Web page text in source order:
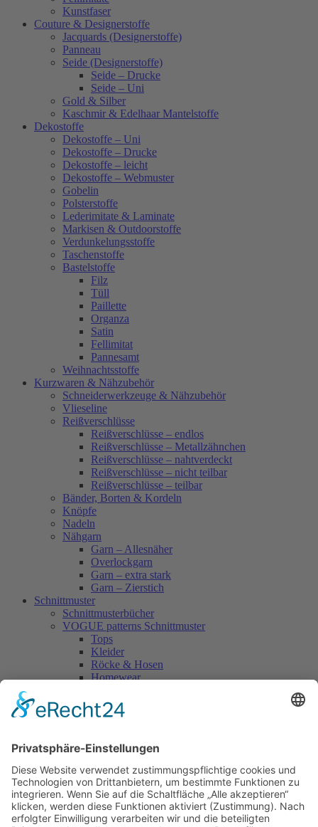
Kunstfaser
Couture & Designerstoffe
Jacquards (Designerstoffe)
Panneau
Seide (Designerstoffe)
Seide – Drucke
Seide – Uni
Gold & Silber
Kaschmir & Edelhaar Mantelstoffe
Dekostoffe
Dekostoffe – Uni
Dekostoffe – Drucke
Dekostoffe – leicht
Dekostoffe – Webmuster
Gobelin
Polsterstoffe
Lederimitate & Laminate
Markisen & Outdoorstoffe
Verdunkelungsstoffe
Taschenstoffe
Bastelstoffe
Filz
Tüll
Paillette
Organza
Satin
Fellimitat
Pannesamt
Weihnachtsstoffe
Kurzwaren & Nähzubehör
Schneiderwerkzeuge & Nähzubehör
Vlieseline
Reißverschlüsse
Reißverschlüsse – endlos
Reißverschlüsse – Metallzähnchen
Reißverschlüsse – nahtverdeckt
Reißverschlüsse – nicht teilbar
Reißverschlüsse – teilbar
Bänder, Borten & Kordeln
Knöpfe
Nadeln
Nähgarn
Garn – Allesnäher
Overlockgarn
Garn – extra stark
Garn – Zierstich
Schnittmuster
Schnittmusterbücher
VOGUE patterns Schnittmuster
Tops
Kleider
Röcke & Hosen
Homewear
Vogue Vintage
Herren
Accessoires
Einzelschnittmuster Burda
Tops
Kleider
Röcke & Hosen
Homewear
Jacken & Mäntel